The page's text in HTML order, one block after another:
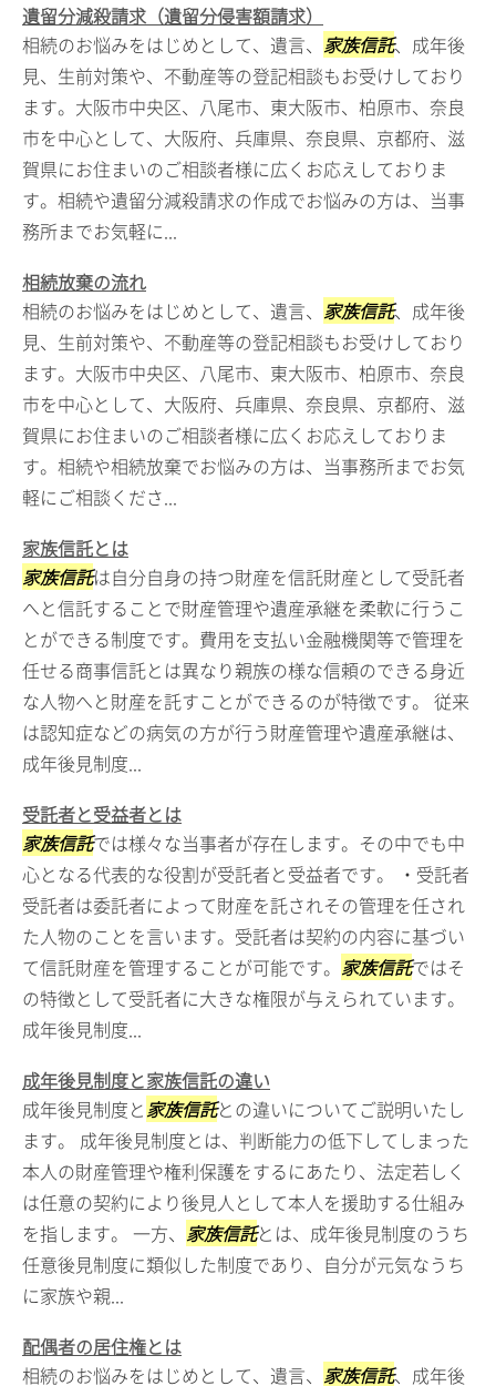
遺留分減殺請求（遺留分侵害額請求）
相続のお悩みをはじめとして、遺言、 家族信託、成年後
見、生前対策や、不動産等の登記相談もお受けしており
ます。大阪市中央区、八尾市、東大阪市、柏原市、奈良
市を中心として、大阪府、兵庫県、奈良県、京都府、滋
賀県にお住まいのご相談者様に広くお応えしておりま
す。相続や遺留分減殺請求の作成でお悩みの方は、当事
務所までお気軽に...
相続放棄の流れ
相続のお悩みをはじめとして、遺言、 家族信託、成年後
見、生前対策や、不動産等の登記相談もお受けしており
ます。大阪市中央区、八尾市、東大阪市、柏原市、奈良
市を中心として、大阪府、兵庫県、奈良県、京都府、滋
賀県にお住まいのご相談者様に広くお応えしておりま
す。相続や相続放棄でお悩みの方は、当事務所までお気
軽にご相談くださ...
家族信託とは
家族信託は自分自身の持つ財産を信託財産として受託者
へと信託することで財産管理や遺産承継を柔軟に行うこ
とができる制度です。費用を支払い金融機関等で管理を
任せる商事信託とは異なり親族の様な信頼のできる身近
な人物へと財産を託すことができるのが特徴です。 従来
は認知症などの病気の方が行う財産管理や遺産承継は、
成年後見制度...
受託者と受益者とは
家族信託では様々な当事者が存在します。その中でも中
心となる代表的な役割が受託者と受益者です。 ・受託者
受託者は委託者によって財産を託されその管理を任され
た人物のことを言います。受託者は契約の内容に基づい
て信託財産を管理することが可能です。 家族信託ではそ
の特徴として受託者に大きな権限が与えられています。
成年後見制度...
成年後見制度と家族信託の違い
成年後見制度と 家族信託との違いについてご説明いたし
ます。 成年後見制度とは、判断能力の低下してしまった
本人の財産管理や権利保護をするにあたり、法定若しく
は任意の契約により後見人として本人を援助する仕組み
を指します。 一方、 家族信託とは、成年後見制度のうち
任意後見制度に類似した制度であり、自分が元気なうち
に家族や親...
配偶者の居住権とは
相続のお悩みをはじめとして、遺言、 家族信託、成年後